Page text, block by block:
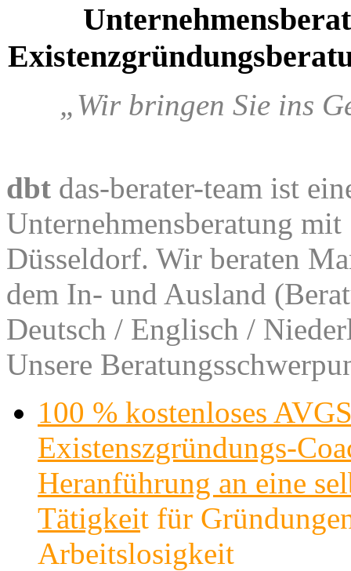
„Wir bringen Sie ins
dbt das-berater-team ist
Unternehmensberatung
Düsseldorf. Wir beraten
dem In- und Ausland
Deutsch / Englisch /
Unsere
100 % kostenloses
Existenszgründungs-
Heranführung an eine
Tätigkeit für
Arbeitslosigkeit